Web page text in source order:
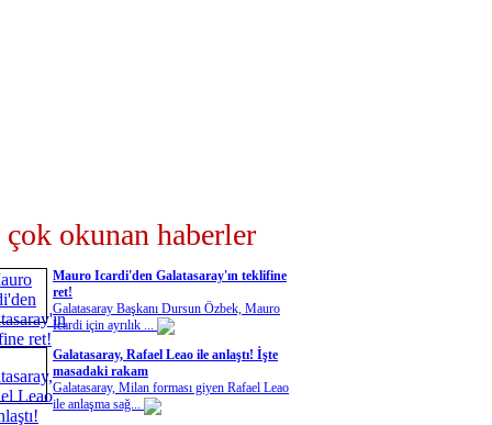
çok okunan haberler
Mauro Icardi'den Galatasaray'ın teklifine
ret!
Galatasaray Başkanı Dursun Özbek, Mauro
Icardi için ayrılık ...
Galatasaray, Rafael Leao ile anlaştı! İşte
masadaki rakam
Galatasaray, Milan forması giyen Rafael Leao
ile anlaşma sağ...